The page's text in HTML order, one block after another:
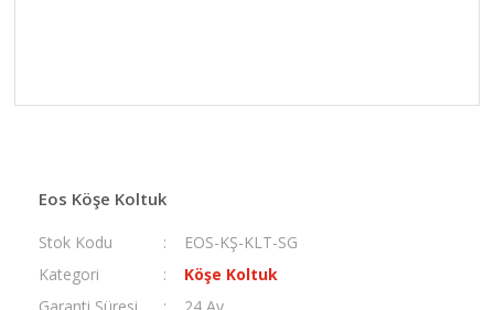
Eos Köşe Koltuk
Stok Kodu
EOS-KŞ-KLT-SG
Kategori
Köşe Koltuk